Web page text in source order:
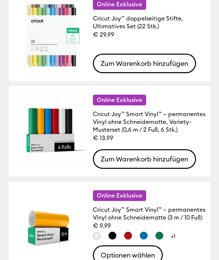
Online Exklusive
Cricut Joy™ doppelseitige Stifte,
Ultimatives Set (22 Stk.)
€ 29.99
Zum Warenkorb hinzufügen
Online Exklusive
Cricut Joy™ Smart Vinyl™ – permanentes
Vinyl ohne Schneidematte, Variety-
Musterset (0,6 m / 2 Fuß, 6 Stk.)
€ 13.99
Zum Warenkorb hinzufügen
Online Exklusive
Cricut Joy™ Smart Vinyl™ – permanentes
Vinyl ohne Schneidematte (3 m / 10 Fuß)
€ 9.99
+1
Optionen wählen